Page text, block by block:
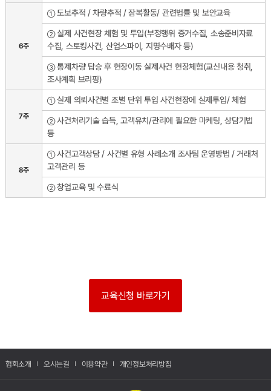
6주
①도보추적 / 차량추적 / 잠복활동/ 관련법률 및 보안교육
②실제 사건현장 체험 및 투입(부정행위 증거수집, 소송준비자료
수집, 스토킹사건, 산업스파이, 지명수배자 등)
③통제차량 탑승 후 현장이동 실제사건 현장체험(교신내용 청취,
조사계획 브리핑)
7주
①실제 의뢰사건별 조별 단위 투입 사건현장에 실제투입/ 체험
②사건처리기술 습득, 고객유치/관리에 필요한 마케팅, 상담기법
등
8주
①사건고객상담 / 사건별 유형 사례소개 조사팀 운영방법 / 거래처
고객관리 등
②창업교육 및 수료식
교육신청 바로가기
협회소개 오시는길 이용약관 개인정보처리방침